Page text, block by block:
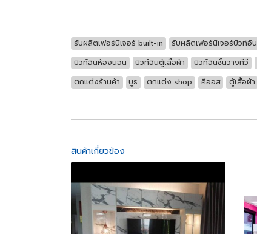
รับผลิตเฟอร์นิเจอร์ built-in รับผลิตเฟอร์นิเจอร์บิวท์อิน
บิวท์อินห้องนอน
บิวท์อินตู้เสื้อผ้า บิวท์อินชั้นวางทีวี
ตกแต่งร้านค้า
บูธ ตกแต่ง shop คีออส ตู้เสื้อผ้า
สินค้าเกี่ยวข้อง